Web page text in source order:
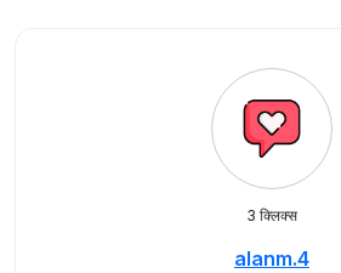
3 क्लिक्स
alanm.4